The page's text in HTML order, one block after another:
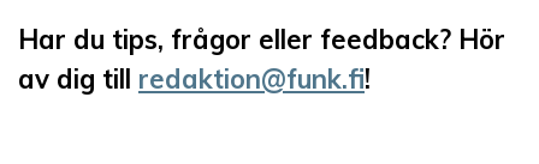
Har du tips, frågor eller feedback? Hör
av dig till redaktion@funk.fi!